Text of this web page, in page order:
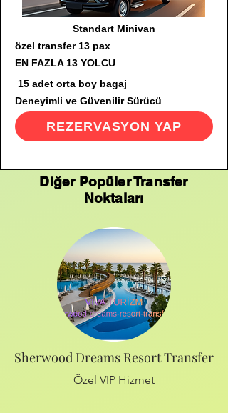
Standart Minivan
özel transfer 13 pax
EN FAZLA 13 YOLCU
15 adet orta boy bagaj
Deneyimli ve Güvenilir Sürücü
REZERVASYON YAP
Diğer Popüler Transfer
Noktaları
Sherwood Dreams Resort Transfer
Özel VIP Hizmet